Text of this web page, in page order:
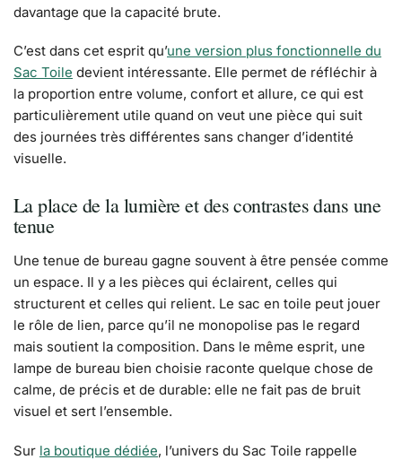
davantage que la capacité brute.
C’est dans cet esprit qu’une version plus fonctionnelle du
Sac Toile devient intéressante. Elle permet de réfléchir à
la proportion entre volume, confort et allure, ce qui est
particulièrement utile quand on veut une pièce qui suit
des journées très différentes sans changer d’identité
visuelle.
La place de la lumière et des contrastes dans une
tenue
Une tenue de bureau gagne souvent à être pensée comme
un espace. Il y a les pièces qui éclairent, celles qui
structurent et celles qui relient. Le sac en toile peut jouer
le rôle de lien, parce qu’il ne monopolise pas le regard
mais soutient la composition. Dans le même esprit, une
lampe de bureau bien choisie raconte quelque chose de
calme, de précis et de durable: elle ne fait pas de bruit
visuel et sert l’ensemble.
Sur la boutique dédiée, l’univers du Sac Toile rappelle